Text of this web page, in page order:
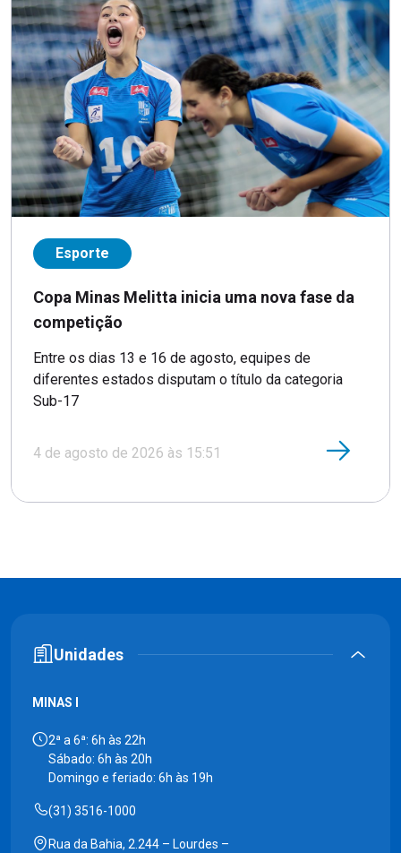
Esporte
Copa Minas Melitta inicia uma nova fase da
competição
Entre os dias 13 e 16 de agosto, equipes de
diferentes estados disputam o título da categoria
Sub-17
4 de agosto de 2026 às 15:51
Unidades
MINAS I
2ª a 6ª: 6h às 22h
Sábado: 6h às 20h
Domingo e feriado: 6h às 19h
(31) 3516-1000
Rua da Bahia, 2.244 – Lourdes –